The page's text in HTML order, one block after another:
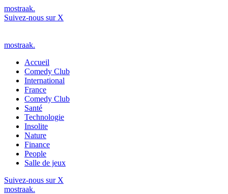
mostraak.
Suivez-nous sur X
mostraak.
Accueil
Comedy Club
International
France
Comedy Club
Santé
Technologie
Insolite
Nature
Finance
People
Salle de jeux
Suivez-nous sur X
mostraak.